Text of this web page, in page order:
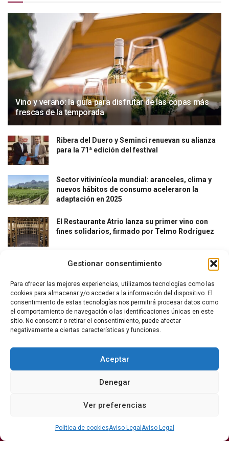
Gestionar consentimiento
Para ofrecer las mejores experiencias, utilizamos tecnologías como las
cookies para almacenar y/o acceder a la información del dispositivo. El
consentimiento de estas tecnologías nos permitirá procesar datos como
el comportamiento de navegación o las identificaciones únicas en este
sitio. No consentir o retirar el consentimiento, puede afectar
negativamente a ciertas características y funciones.
Aceptar
Denegar
Ver preferencias
Política de cookiesAviso Legal Aviso Legal
Vino y verano: la guía para disfrutar de las copas más
frescas de la temporada
Ribera del Duero y Seminci renuevan su alianza
para la 71ª edición del festival
Sector vitivinícola mundial: aranceles, clima y
nuevos hábitos de consumo aceleraron la
adaptación en 2025
El Restaurante Atrio lanza su primer vino con
fines solidarios, firmado por Telmo Rodríguez
La revista del vino y la gastronomía.
Gastronomía
Protagonistas